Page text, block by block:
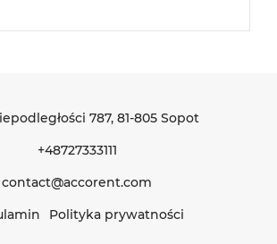
787, 81-805 Sopot
+48727333111
contact@accorent.com
Polityka prywatności